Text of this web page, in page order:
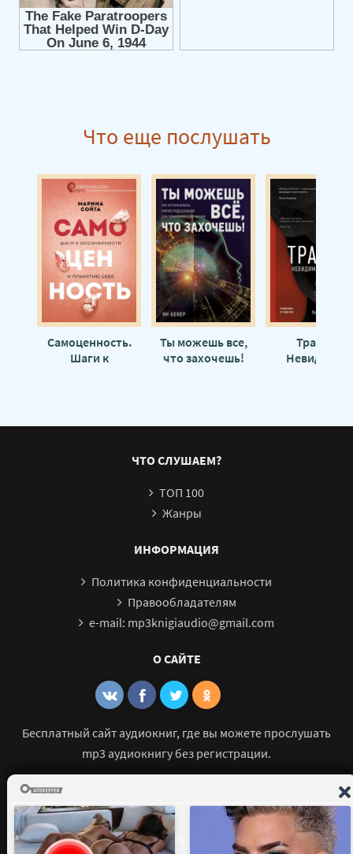
Цветы в темноте. Практики, которые помогут исцелиться от травмы и
Что еще послушать
Самоценность.
Шаги к
Ты можешь все,
что захочешь!
Травма.
Невидимая
ЧТО СЛУШАЕМ?
ТОП 100
Жанры
ИНФОРМАЦИЯ
Политика конфиденциальности
Правообладателям
e-mail: mp3knigiaudio@gmail.com
О САЙТЕ
Бесплатный сайт аудиокниг, где вы можете прослушать
mp3 аудиокнигу без регистрации.
© 2021 - 2026 mp3-knigi-audio.com Все права защищены